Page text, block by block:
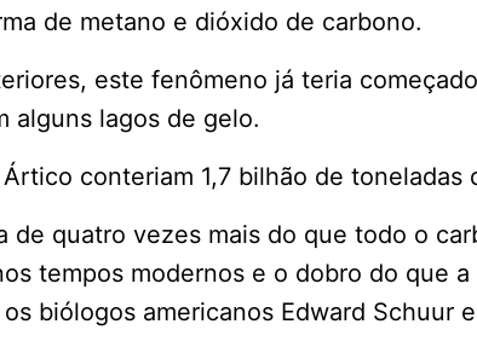
de metano e dióxido de carbono.
este fenômeno já teria
alguns lagos de gelo.
conteriam 1,7 bilhão de toneladas
de quatro vezes mais do que todo o
tempos modernos e o dobro do que
biólogos americanos Edward Schuur